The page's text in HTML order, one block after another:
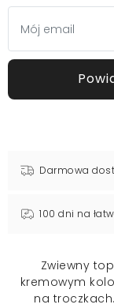
Darmowa
100 dni na
Zwiewny
kremowym
na